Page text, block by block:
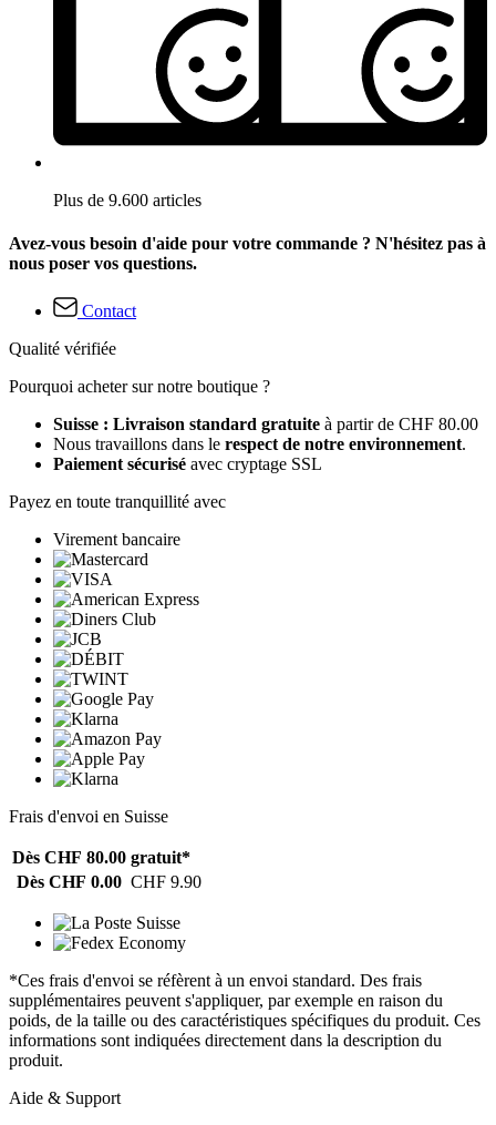
Plus de 9.600 articles
Avez-vous besoin d'aide pour votre commande ? N'hésitez pas à
nous poser vos questions.
Contact
Qualité vérifiée
Pourquoi acheter sur notre boutique ?
Suisse : Livraison standard gratuite à partir de CHF 80.00
Nous travaillons dans le respect de notre environnement.
Paiement sécurisé avec cryptage SSL
Payez en toute tranquillité avec
Virement bancaire
Frais d'envoi en Suisse
Dès CHF 80.00 gratuit*
Dès CHF 0.00 CHF 9.90
*Ces frais d'envoi se réfèrent à un envoi standard. Des frais
supplémentaires peuvent s'appliquer, par exemple en raison du
poids, de la taille ou des caractéristiques spécifiques du produit. Ces
informations sont indiquées directement dans la description du
produit.
Aide & Support